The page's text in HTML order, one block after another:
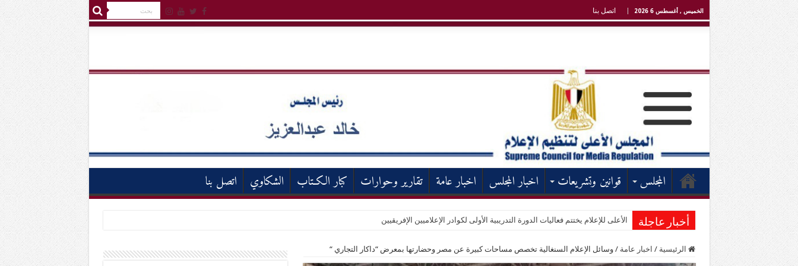
الخميس , أغسطس 6 2026 اتصل بنا
المجلس قوانين وتشريعات اخبار المجلس اخبار عامة تقارير وحوارات كبار الكـتاب الشكاوي اتصل بنا
أخبار عاجلة الأعلى للإعلام يختتم فعاليات الدورة التدريبية الأولى لكوادر الإعلاميين الإفريقيين
الرئيسية / اخبار عامة / وسائل الإعلام السنغالية تخصص مساحات كبيرة عن مصر وحضارتها بمعرض “داكار التجاري “